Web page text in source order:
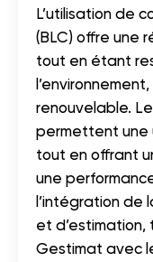
L’utilisation de
(BLC) offre une
tout en étant
renouvelable.
permettent une
tout en offrant
une
l’intégration de
et
Gestimat avec